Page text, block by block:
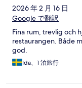
2026 年 2 月 16 日
Google で翻訳
Fina rum, trevlig och
restaurangen. Både
god.
Ida、1 泊旅行